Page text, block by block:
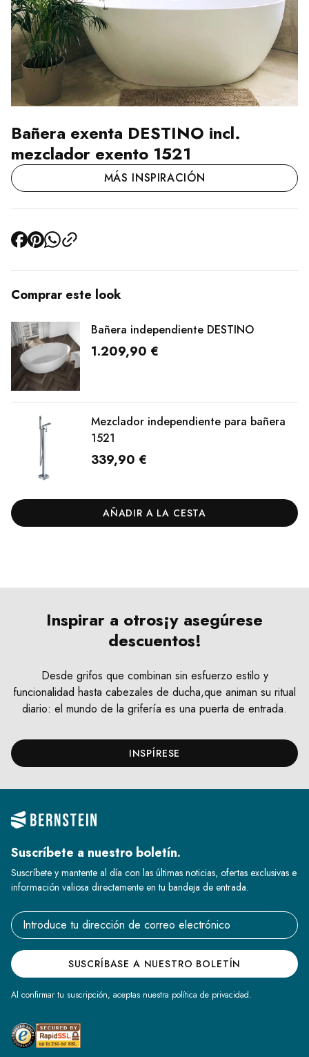
Bañera exenta DESTINO incl.
mezclador exento 1521
MÁS INSPIRACIÓN
Comprar este look
Bañera independiente DESTINO
1.209,90 €
Mezclador independiente para bañera
1521
339,90 €
AÑADIR A LA CESTA
Inspirar a otros¡y asegúrese
descuentos!
Desde grifos que combinan sin esfuerzo estilo y
funcionalidad hasta cabezales de ducha,que animan su ritual
diario: el mundo de la grifería es una puerta de entrada.
INSPÍRESE
Suscríbete a nuestro boletín.
Suscríbete y mantente al día con las últimas noticias, ofertas exclusivas e
información valiosa directamente en tu bandeja de entrada.
Email address
SUSCRÍBASE A NUESTRO BOLETÍN
Al confirmar tu suscripción, aceptas nuestra política de privacidad.